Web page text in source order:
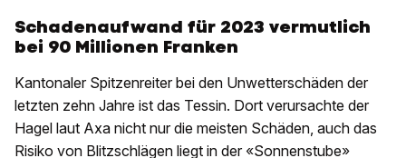
Schadenaufwand für 2023 vermutlich
bei 90 Millionen Franken
Kantonaler Spitzenreiter bei den Unwetterschäden der
letzten zehn Jahre ist das Tessin. Dort verursachte der
Hagel laut Axa nicht nur die meisten Schäden, auch das
Risiko von Blitzschlägen liegt in der «Sonnenstube»